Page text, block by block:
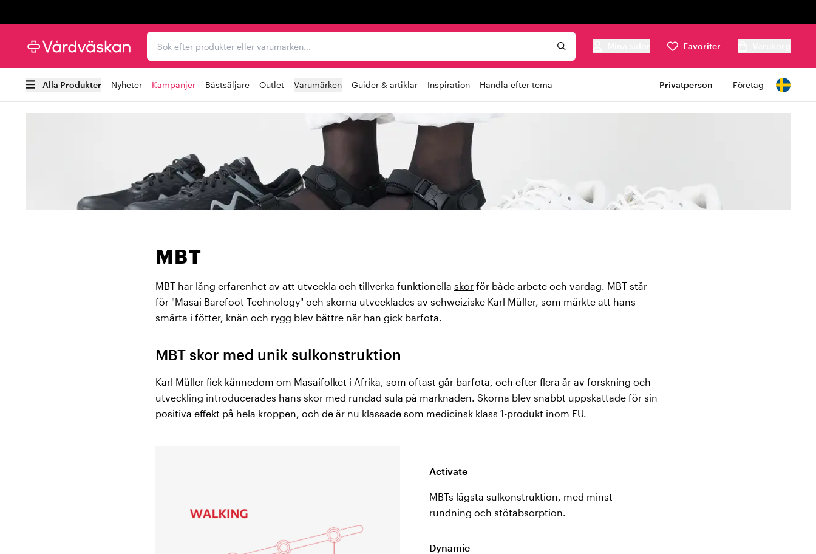
Sök efter produkter eller varumärken...
Favoriter
Alla Produkter Nyheter Kampanjer Bästsäljare Outlet Varumärken Guider & artiklar Inspiration Handla efter tema Privatperson Företag
MBT
MBT har lång erfarenhet av att utveckla och tillverka funktionella skor för både arbete och vardag. MBT står
för "Masai Barefoot Technology" och skorna utvecklades av schweiziske Karl Müller, som märkte att hans
smärta i fötter, knän och rygg blev bättre när han gick barfota.
MBT skor med unik sulkonstruktion
Karl Müller fick kännedom om Masaifolket i Afrika, som oftast går barfota, och efter flera år av forskning och
utveckling introducerades hans skor med rundad sula på marknaden. Skorna blev snabbt uppskattade för sin
positiva effekt på hela kroppen, och de är nu klassade som medicinsk klass 1-produkt inom EU.
Activate
MBTs lägsta sulkonstruktion, med minst
rundning och stötabsorption.
Dynamic